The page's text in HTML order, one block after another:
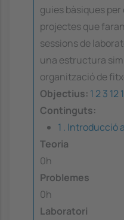
guies bàsiques
projectes que
sessions de
una estructura
organització de
Objectius: 1 23 12
Continguts:
1 . Introducció
Teoria
0h
Problemes
0h
Laboratori